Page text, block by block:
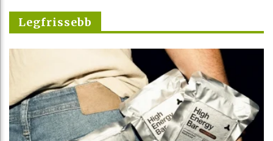
Legfrissebb